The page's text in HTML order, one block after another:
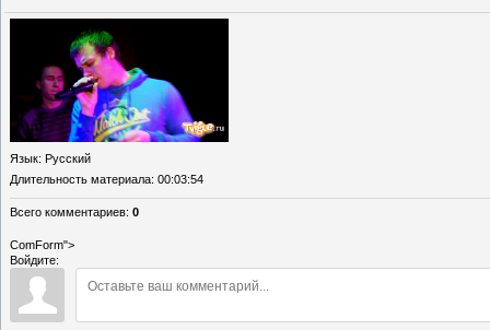
Язык: Русский
Длительность материала: 00:03:54
Всего комментариев: 0
ComForm">
Войдите: